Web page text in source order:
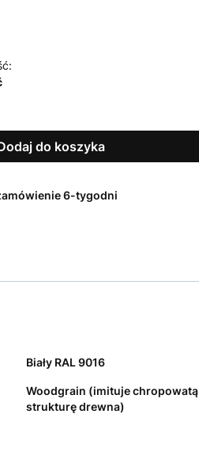
do koszyka
6-tygodni
Biały RAL 9016
Woodgrain (imituje chropowatą
strukturę drewna)